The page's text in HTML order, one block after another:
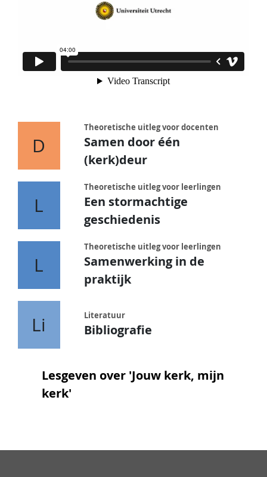
D
Theoretische uitleg voor docenten
Samen door één
(kerk)deur
L
Theoretische uitleg voor leerlingen
Een stormachtige
geschiedenis
L
Theoretische uitleg voor leerlingen
Samenwerking in de
praktijk
Li Literatuur
Bibliografie
Lesgeven over 'Jouw kerk, mijn
kerk'